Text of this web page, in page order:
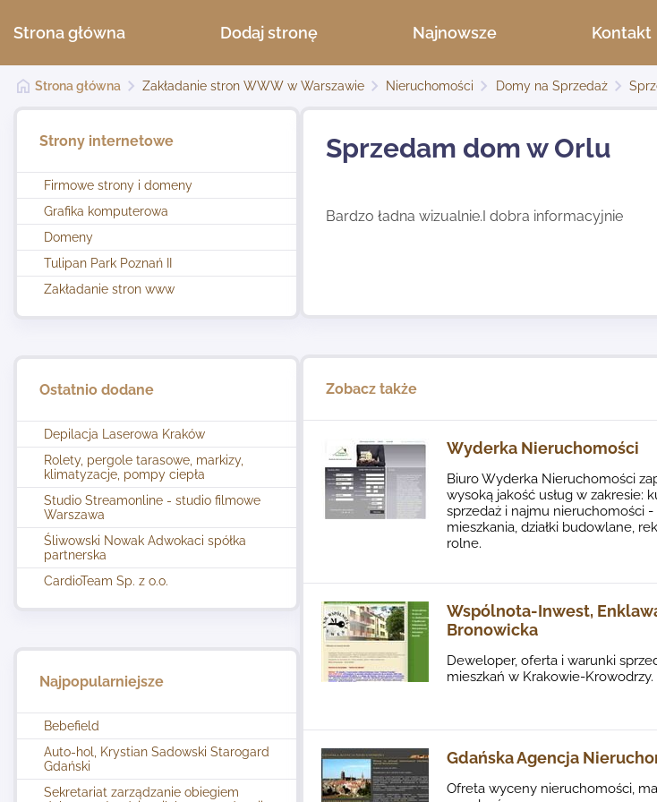
Strona główna Dodaj stronę Najnowsze Kontakt
Strona główna Zakładanie stron WWW w Warszawie Nieruchomości Domy na Sprzedaż
Strony internetowe
Firmowe strony i domeny
Grafika komputerowa
Domeny
Tulipan Park Poznań II
Zakładanie stron www
Ostatnio dodane
Depilacja Laserowa Kraków
Rolety, pergole tarasowe, markizy,
klimatyzacje, pompy ciepła
Studio Streamonline - studio filmowe
Warszawa
Śliwowski Nowak Adwokaci spółka
partnerska
CardioTeam Sp. z o.o.
Najpopularniejsze
Bebefield
Auto-hol, Krystian Sadowski Starogard
Gdański
Sekretariat zarządzanie obiegiem
Sprzedam dom w Orlu
Bardzo ładna wizualnie.I dobra informacyjnie
Zobacz także
Wyderka Nieruchomości
Biuro Wyderka Nieruchomości
wysoką jakość usług w zakresie:
sprzedaż i najmu nieruchomości -
mieszkania, działki budowlane,
rolne.
Wspólnota-Inwest,
Bronowicka
Deweloper, oferta i warunki
mieszkań w Krakowie-Krowodrzy.
Gdańska Agencja
Ofreta wyceny nieruchomości,